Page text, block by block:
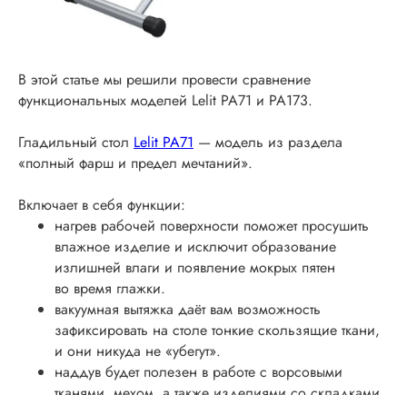
В этой статье мы решили провести сравнение
функциональных моделей Lelit PA71 и PA173.
Гладильный стол Lelit PA71 — модель из раздела
«полный фарш и предел мечтаний».
Включает в себя функции:
нагрев рабочей поверхности поможет просушить
влажное изделие и исключит образование
излишней влаги и появление мокрых пятен
во время глажки.
вакуумная вытяжка даёт вам возможность
зафиксировать на столе тонкие скользящие ткани,
и они никуда не «убегут».
наддув будет полезен в работе с ворсовыми